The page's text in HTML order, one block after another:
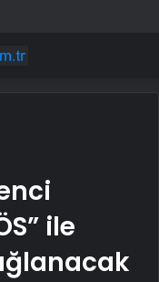
sorunu giderildi
ile